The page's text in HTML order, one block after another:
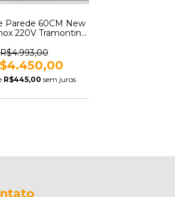
Parede 60CM New
220V Tramontina
R$4.993,00
R$445,00 sem juros